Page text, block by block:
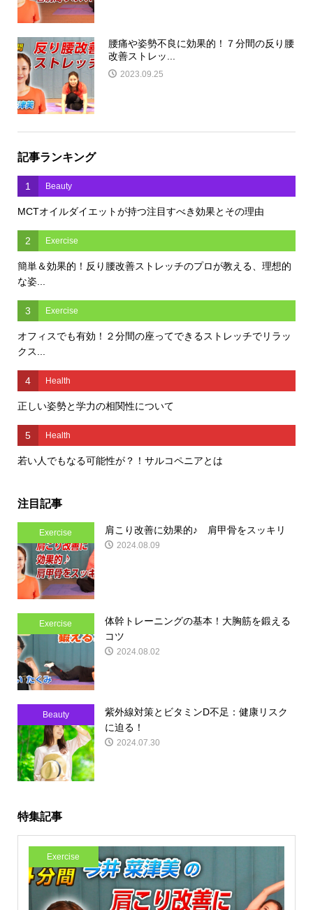
腰痛や姿勢不良に効果的！７分間の反り腰
改善ストレッ...
2023.09.25
記事ランキング
1 Beauty
MCTオイルダイエットが持つ注目すべき効果とその理由
2 Exercise
簡単＆効果的！反り腰改善ストレッチのプロが教える、理想的
な姿...
3 Exercise
オフィスでも有効！２分間の座ってできるストレッチでリラッ
クス...
4 Health
正しい姿勢と学力の相関性について
5 Health
若い人でもなる可能性が？！サルコペニアとは
注目記事
Exercise 肩こり改善に効果的♪ 肩甲骨をスッキリ
2024.08.09
Exercise
体幹トレーニングの基本！大胸筋を鍛える
コツ
2024.08.02
Beauty
紫外線対策とビタミンD不足：健康リスク
に迫る！
2024.07.30
特集記事
Exercise